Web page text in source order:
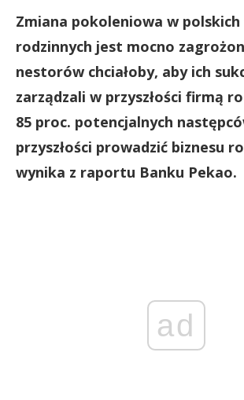
Zmiana pokoleniowa w
rodzinnych jest mocno
nestorów chciałoby, aby ich
zarządzali w przyszłości firmą
85 proc. potencjalnych
przyszłości prowadzić biznesu
wynika z raportu Banku Pekao.
ad